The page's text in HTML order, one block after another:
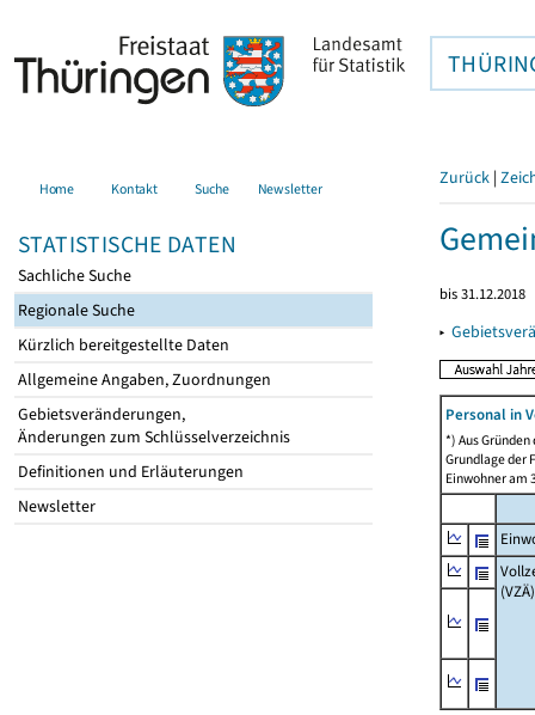
Home Kontakt Suche Newsletter
STATISTISCHE DATEN
Sachliche Suche
Regionale Suche
Kürzlich bereitgestellte Daten
Allgemeine Angaben, Zuordnungen
Gebietsveränderungen,
Änderungen zum Schlüsselverzeichnis
Definitionen und Erläuterungen
Newsletter
Zurück |
bis 31.12.2018
▸
Personal in
*) Aus
Grundlage der
Einwohner am
(VZÄ)